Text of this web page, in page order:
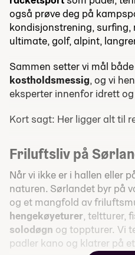
også prøve deg på
kondisjonstrening,
ultimate, golf, alpint,
Sammen setter vi mål både
kostholdsmessig, og vi
eksperter innenfor idrett
Kort sagt: Her ligger alt til
Friluftsliv på
Når vi ikke er i hallen eller
naturen. Sørlandet byr på
og et mangfold av
hengekøyeturer, teltturer,
solodøgn og toppturer. Vi
padler kano og klatrer på